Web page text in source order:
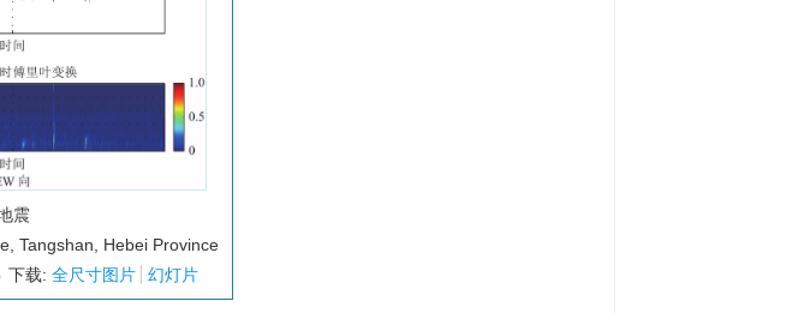
震
Tangshan, Hebei Province
下载:全尺寸图片 幻灯片